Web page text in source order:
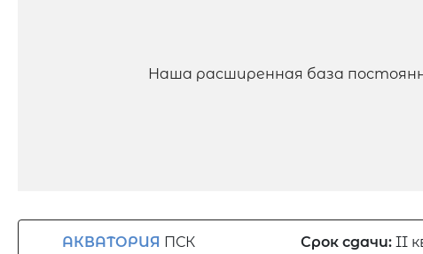
Наша расширенная база
АКВАТОРИЯ ПСК
Срок сдачи: II